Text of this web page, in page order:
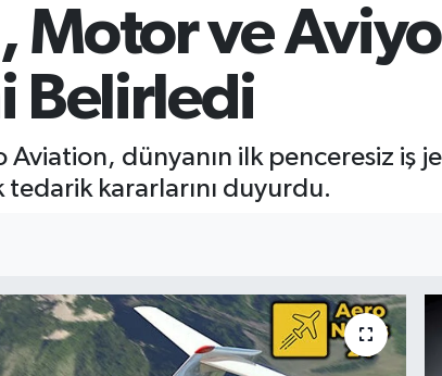
Motor ve
Belirledi
dünyanın ilk penceresiz iş
kararlarını duyurdu.